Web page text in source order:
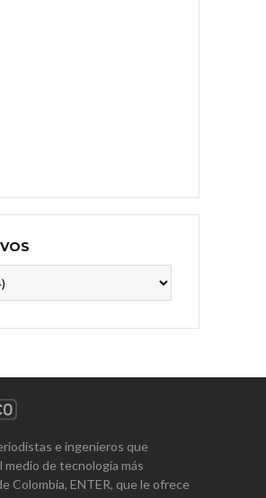
e ingenieros que
medio de tecnología más
Colombia, ENTER, que le ofrece